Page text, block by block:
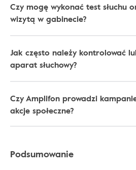
Czy mogę wykonać test słuchu
wizytą w gabinecie?
Jak często należy kontrolować
aparat słuchowy?
Czy Amplifon prowadzi
akcje społeczne?
Podsumowanie